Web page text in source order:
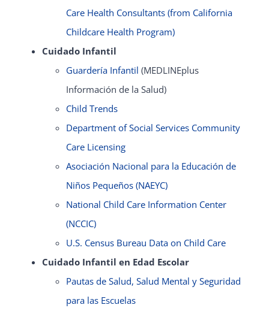
Care Health Consultants (from California
Childcare Health Program)
Cuidado Infantil
Guardería Infantil (MEDLINEplus
Información de la Salud)
Child Trends
Department of Social Services Community
Care Licensing
Asociación Nacional para la Educación de
Niños Pequeños (NAEYC)
National Child Care Information Center
(NCCIC)
U.S. Census Bureau Data on Child Care
Cuidado Infantil en Edad Escolar
Pautas de Salud, Salud Mental y Seguridad
para las Escuelas